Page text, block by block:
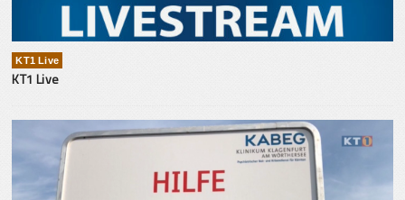
KT1 Live
KT1 Live